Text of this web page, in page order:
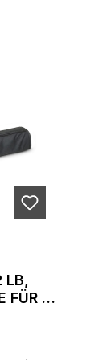
FÜR 2